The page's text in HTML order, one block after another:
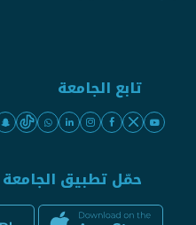
تابع الجامعة
حمّل تطبيق الجامعة